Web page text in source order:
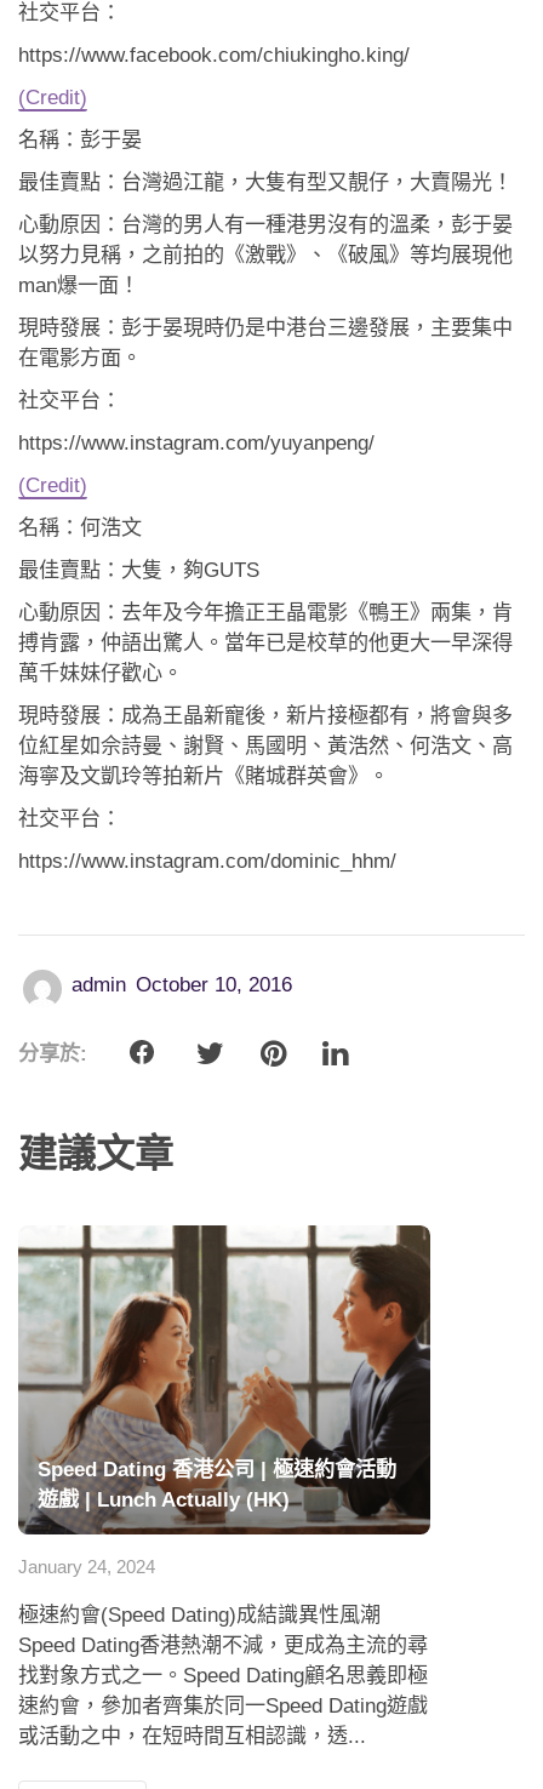
社交平台：
https://www.facebook.com/chiukingho.king/
(Credit)
名稱：彭于晏
最佳賣點：台灣過江龍，大隻有型又靚仔，大賣陽光！
心動原因：台灣的男人有一種港男沒有的溫柔，彭于晏
以努力見稱，之前拍的《激戰》、《破風》等均展現他
man爆一面！
現時發展：彭于晏現時仍是中港台三邊發展，主要集中
在電影方面。
社交平台：
https://www.instagram.com/yuyanpeng/
(Credit)
名稱：何浩文
最佳賣點：大隻，夠GUTS
心動原因：去年及今年擔正王晶電影《鴨王》兩集，肯
搏肯露，仲語出驚人。當年已是校草的他更大一早深得
萬千妹妹仔歡心。
現時發展：成為王晶新寵後，新片接極都有，將會與多
位紅星如佘詩曼、謝賢、馬國明、黃浩然、何浩文、高
海寧及文凱玲等拍新片《賭城群英會》。
社交平台：
https://www.instagram.com/dominic_hhm/
admin October 10, 2016
分享於:
建議文章
Speed Dating 香港公司 | 極速約會活動
遊戲 | Lunch Actually (HK)
January 24, 2024
極速約會(Speed Dating)成結識異性風潮
Speed Dating香港熱潮不減，更成為主流的尋
找對象方式之一。Speed Dating顧名思義即極
速約會，參加者齊集於同一Speed Dating遊戲
或活動之中，在短時間互相認識，透...